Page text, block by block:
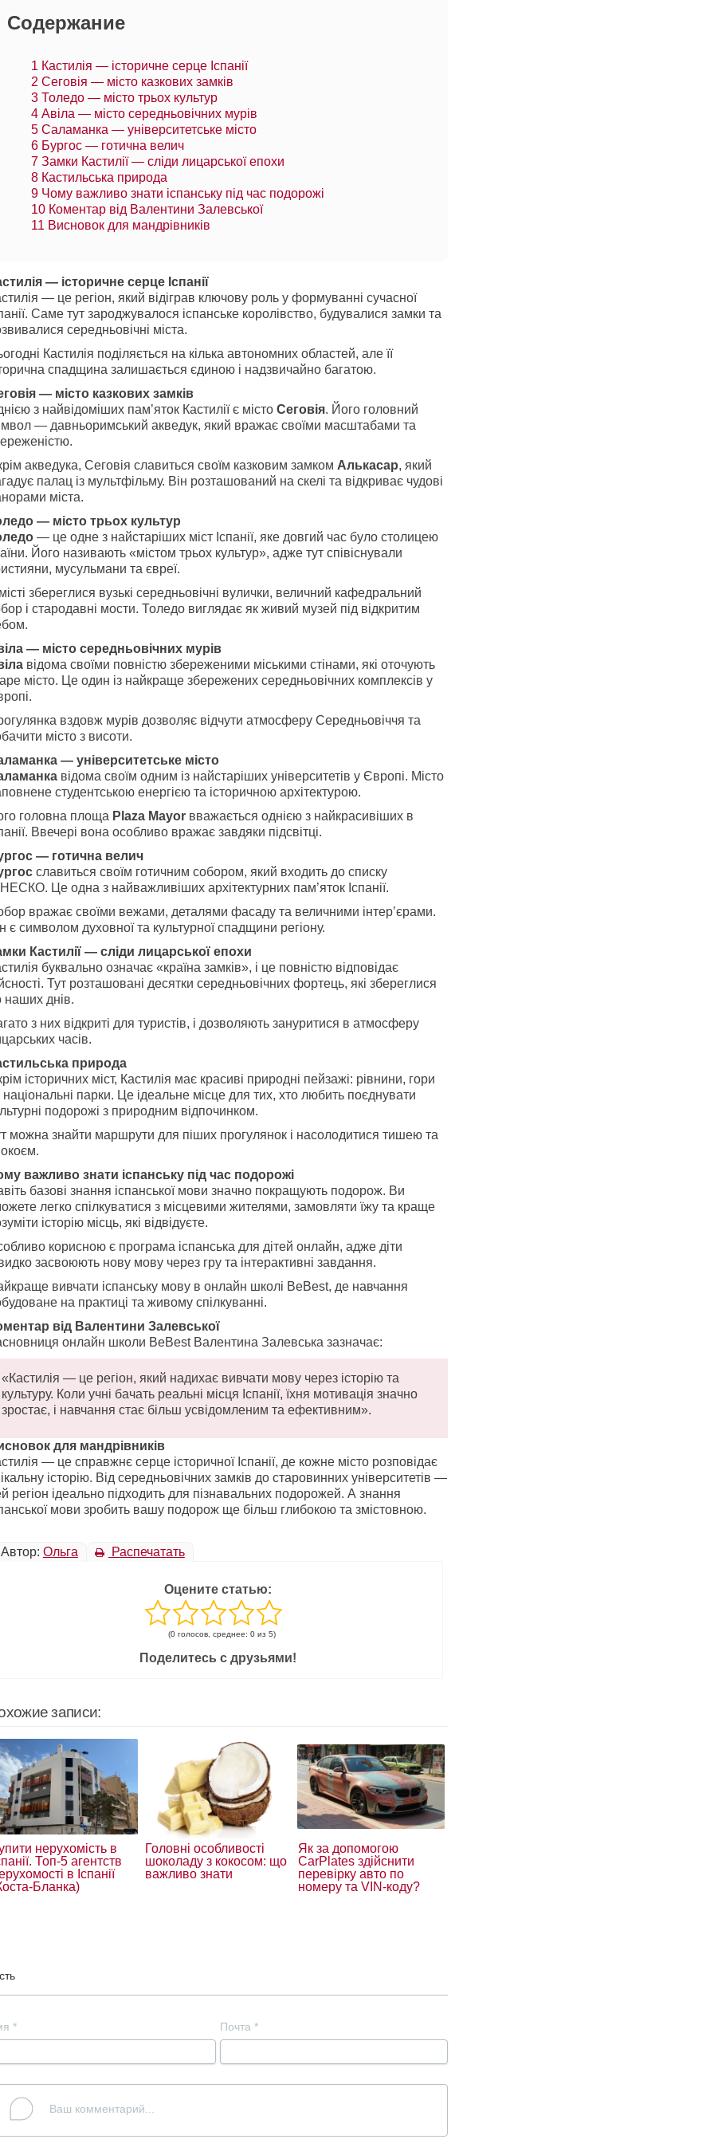
Содержание
1 Кастилія — історичне серце Іспанії
2 Сеговія — місто казкових замків
3 Толедо — місто трьох культур
4 Авіла — місто середньовічних мурів
5 Саламанка — університетське місто
6 Бургос — готична велич
7 Замки Кастилії — сліди лицарської епохи
8 Кастильська природа
9 Чому важливо знати іспанську під час подорожі
10 Коментар від Валентини Залевської
11 Висновок для мандрівників
— історичне серце Іспанії
— це регіон, який відіграв ключову роль у формуванні сучасної
Саме тут зароджувалося іспанське королівство, будувалися замки та
середньовічні міста.
Кастилія поділяється на кілька автономних областей, але її
спадщина залишається єдиною і надзвичайно багатою.
— місто казкових замків
з найвідоміших пам’яток Кастилії є місто Сеговія. Його головний
— давньоримський акведук, який вражає своїми масштабами та
акведука, Сеговія славиться своїм казковим замком Алькасар, який
палац із мультфільму. Він розташований на скелі та відкриває чудові
міста.
— місто трьох культур
— це одне з найстаріших міст Іспанії, яке довгий час було столицею
Його називають «містом трьох культур», адже тут співіснували
мусульмани та євреї.
збереглися вузькі середньовічні вулички, величний кафедральний
і стародавні мости. Толедо виглядає як живий музей під відкритим
— місто середньовічних мурів
відома своїми повністю збереженими міськими стінами, які оточують
місто. Це один із найкраще збережених середньовічних комплексів у
вздовж мурів дозволяє відчути атмосферу Середньовіччя та
місто з висоти.
— університетське місто
відома своїм одним із найстаріших університетів у Європі. Місто
студентською енергією та історичною архітектурою.
головна площа Plaza Mayor вважається однією з найкрасивіших в
Ввечері вона особливо вражає завдяки підсвітці.
— готична велич
славиться своїм готичним собором, який входить до списку
Це одна з найважливіших архітектурних пам’яток Іспанії.
вражає своїми вежами, деталями фасаду та величними інтер’єрами.
є символом духовної та культурної спадщини регіону.
Кастилії — сліди лицарської епохи
буквально означає «країна замків», і це повністю відповідає
Тут розташовані десятки середньовічних фортець, які збереглися
наших днів.
з них відкриті для туристів, і дозволяють зануритися в атмосферу
часів.
природа
історичних міст, Кастилія має красиві природні пейзажі: рівнини, гори
національні парки. Це ідеальне місце для тих, хто любить поєднувати
подорожі з природним відпочинком.
можна знайти маршрути для піших прогулянок і насолодитися тишею та
важливо знати іспанську під час подорожі
базові знання іспанської мови значно покращують подорож. Ви
легко спілкуватися з місцевими жителями, замовляти їжу та краще
історію місць, які відвідуєте.
корисною є програма іспанська для дітей онлайн, адже діти
засвоюють нову мову через гру та інтерактивні завдання.
вивчати іспанську мову в онлайн школі BeBest, де навчання
на практиці та живому спілкуванні.
від Валентини Залевської
онлайн школи BeBest Валентина Залевська зазначає:
«Кастилія — це регіон, який надихає вивчати мову через історію та
культуру. Коли учні бачать реальні місця Іспанії, їхня мотивація значно
зростає, і навчання стає більш усвідомленим та ефективним».
для мандрівників
— це справжнє серце історичної Іспанії, де кожне місто розповідає
історію. Від середньовічних замків до старовинних університетів —
регіон ідеально підходить для пізнавальних подорожей. А знання
мови зробить вашу подорож ще більш глибокою та змістовною.
Автор: Ольга Распечатать
Оцените статью:
(0 голосов, среднее: 0 из 5)
Поделитесь с друзьями!
записи:
нерухомість в
Топ-5 агентств
в Іспанії
Бланка)
Головні особливості
шоколаду з кокосом: що
важливо знати
Як за допомогою
CarPlates здійснити
перевірку авто по
номеру та VIN-коду?
* Почта *